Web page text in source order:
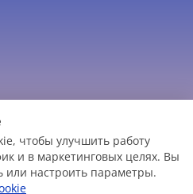
– 2026
чтобы улучшить работу
и в маркетинговых целях. Вы
или настроить параметры.